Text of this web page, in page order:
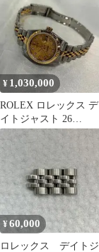
¥ 1,030,000
ROLEX ロレックス デ
イトジャスト 26
79173G/K番
¥60,000
ロレックス デイトジ